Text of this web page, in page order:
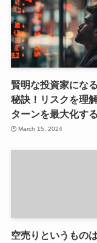
賢明な投資家にな
秘訣！リスクを理
ターンを最大化す
March 15, 2024
空売りというもの